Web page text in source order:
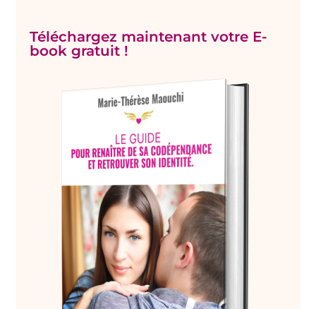
Téléchargez maintenant votre E-
book gratuit !